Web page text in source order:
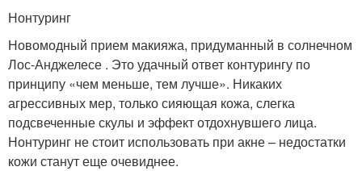
Нонтуринг
Новомодный прием макияжа, придуманный в солнечном
Лос-Анджелесе . Это удачный ответ контурингу по
принципу «чем меньше, тем лучше». Никаких
агрессивных мер, только сияющая кожа, слегка
подсвеченные скулы и эффект отдохнувшего лица.
Нонтуринг не стоит использовать при акне – недостатки
кожи станут еще очевиднее.